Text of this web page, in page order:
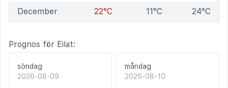
December 22°C 11°C 24°C
Prognos för Eilat:
söndag
2026-08-09
måndag
2026-08-10